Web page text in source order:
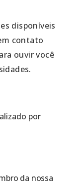
disponíveis
contato
ouvir você
por
da nossa